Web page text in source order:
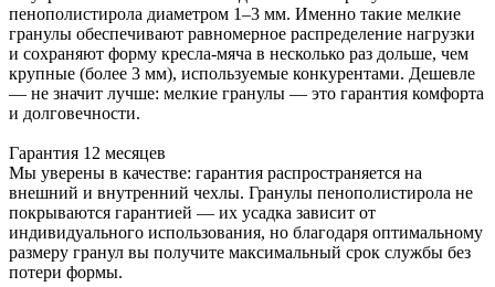
пенополистирола диаметром 1–3 мм. Именно такие мелкие
гранулы обеспечивают равномерное распределение нагрузки
и сохраняют форму кресла-мяча в несколько раз дольше, чем
крупные (более 3 мм), используемые конкурентами. Дешевле
— не значит лучше: мелкие гранулы — это гарантия комфорта
и долговечности.
Гарантия 12 месяцев
Мы уверены в качестве: гарантия распространяется на
внешний и внутренний чехлы. Гранулы пенополистирола не
покрываются гарантией — их усадка зависит от
индивидуального использования, но благодаря оптимальному
размеру гранул вы получите максимальный срок службы без
потери формы.